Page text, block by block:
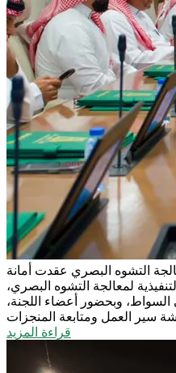
عقدت أمانة
(52) للجنة التنفيذية لمعالجة التشوه البصري،
وبحضور أعضاء اللجنة،
قراءة المزيد